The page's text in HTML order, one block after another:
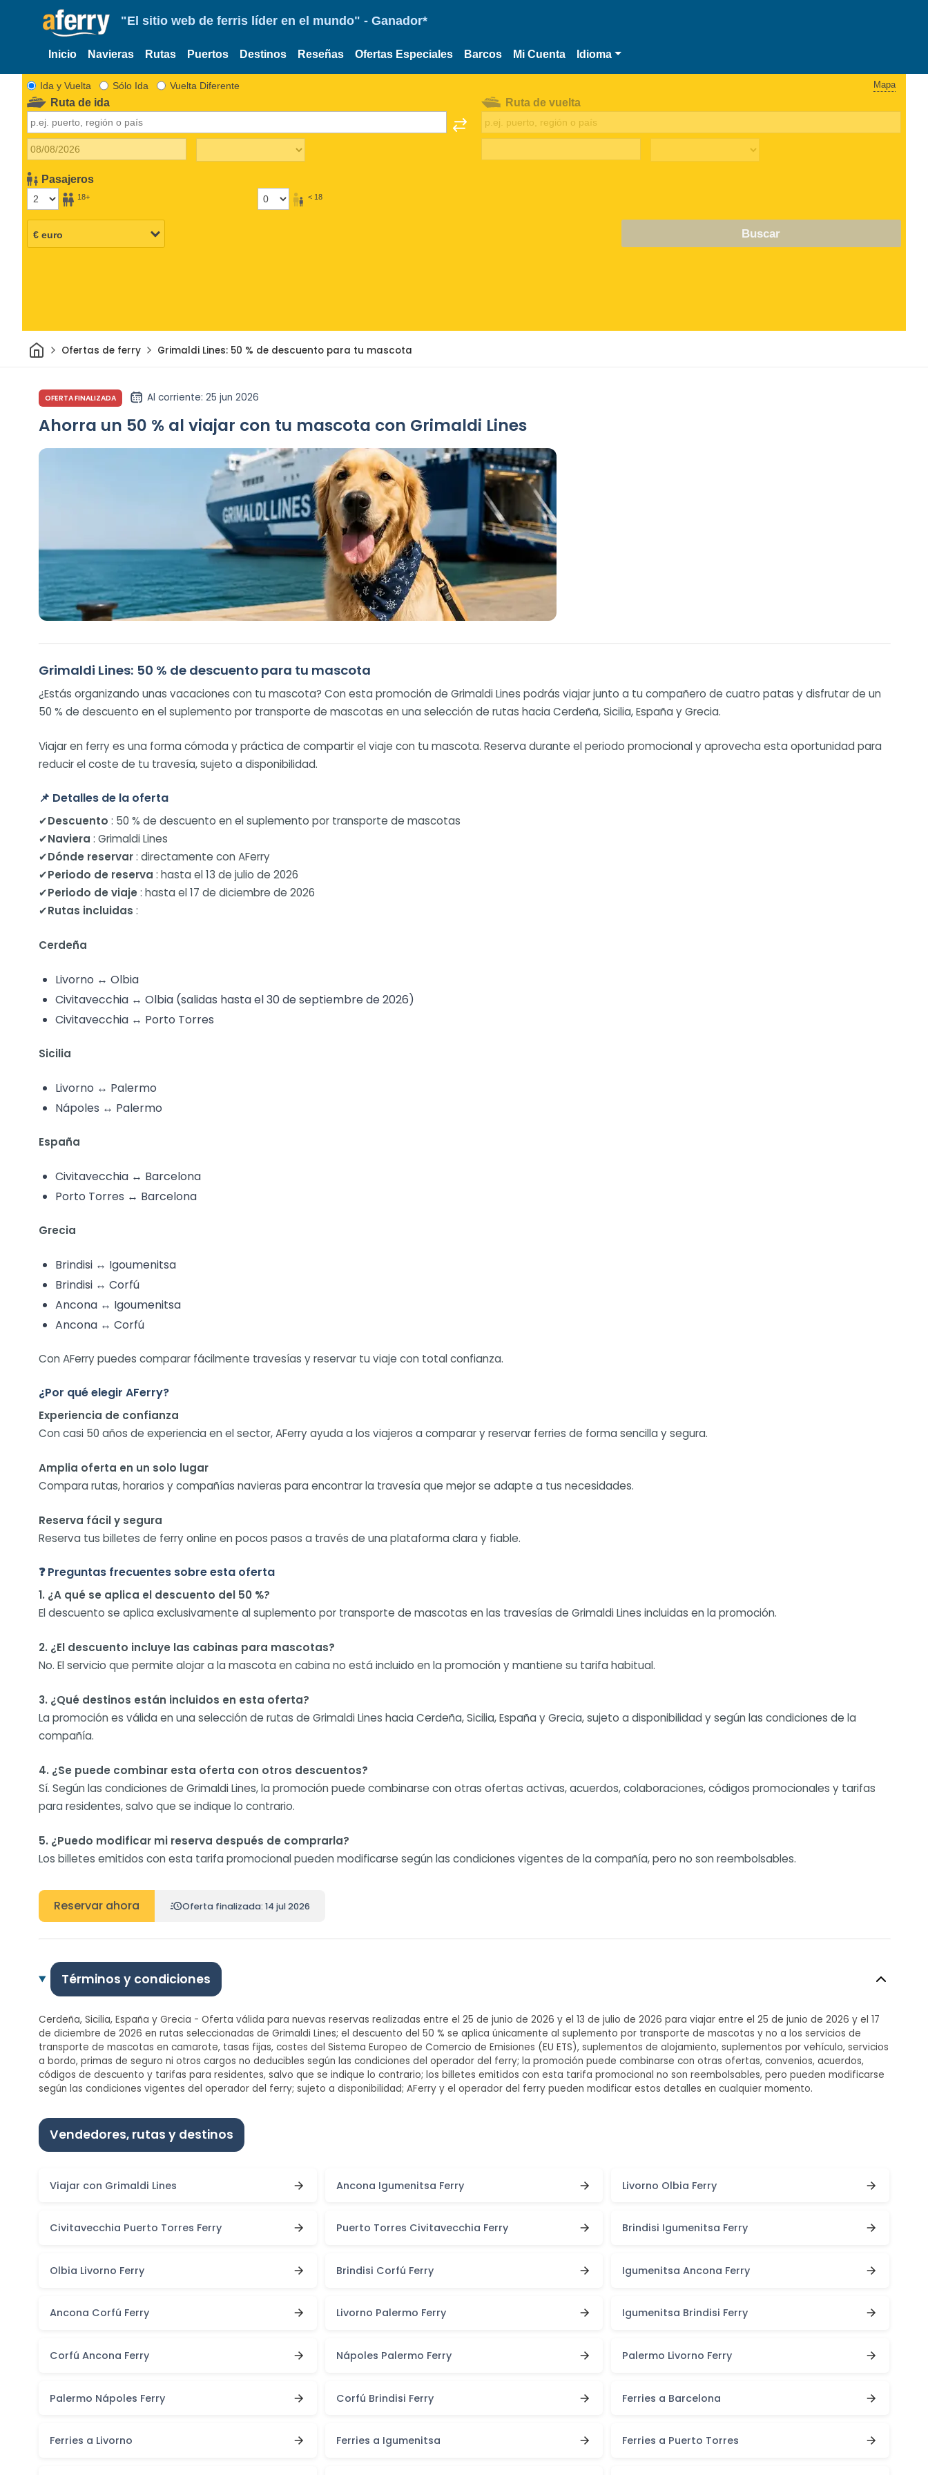
"El sitio web de ferris líder en el mundo" - Ganador*
Inicio Navieras Rutas Puertos Destinos Reseñas Ofertas Especiales Barcos Mi Cuenta Idioma
Ida y Vuelta Sólo Ida Vuelta Diferente Mapa
Ruta de ida
Pasajeros
18+ < 18
Ruta de vuelta
Buscar
InicioOfertas de ferry Grimaldi Lines: 50 % de descuento para tu mascota
OFERTA FINALIZADA Al corriente: 25 jun 2026
Ahorra un 50 % al viajar con tu mascota con Grimaldi Lines
Grimaldi Lines: 50 % de descuento para tu mascota
¿Estás organizando unas vacaciones con tu mascota? Con esta promoción de Grimaldi Lines podrás viajar junto a tu compañero de cuatro patas y disfrutar de un
50 % de descuento en el suplemento por transporte de mascotas en una selección de rutas hacia Cerdeña, Sicilia, España y Grecia.
Viajar en ferry es una forma cómoda y práctica de compartir el viaje con tu mascota. Reserva durante el periodo promocional y aprovecha esta oportunidad para
reducir el coste de tu travesía, sujeto a disponibilidad.
📌 Detalles de la oferta
✔Descuento : 50 % de descuento en el suplemento por transporte de mascotas
✔Naviera : Grimaldi Lines
✔Dónde reservar: directamente con AFerry
✔Periodo de reserva : hasta el 13 de julio de 2026
✔Periodo de viaje: hasta el 17 de diciembre de 2026
✔Rutas incluidas :
Cerdeña
Livorno ↔ Olbia
Civitavecchia ↔ Olbia (salidas hasta el 30 de septiembre de 2026)
Civitavecchia ↔ Porto Torres
Sicilia
Livorno ↔ Palermo
Nápoles ↔ Palermo
España
Civitavecchia ↔ Barcelona
Porto Torres ↔ Barcelona
Grecia
Brindisi ↔ Igoumenitsa
Brindisi ↔ Corfú
Ancona ↔ Igoumenitsa
Ancona ↔ Corfú
Con AFerry puedes comparar fácilmente travesías y reservar tu viaje con total confianza.
¿Por qué elegir AFerry?
Experiencia de confianza
Con casi 50 años de experiencia en el sector, AFerry ayuda a los viajeros a comparar y reservar ferries de forma sencilla y segura.
Amplia oferta en un solo lugar
Compara rutas, horarios y compañías navieras para encontrar la travesía que mejor se adapte a tus necesidades.
Reserva fácil y segura
Reserva tus billetes de ferry online en pocos pasos a través de una plataforma clara y fiable.
❓ Preguntas frecuentes sobre esta oferta
1. ¿A qué se aplica el descuento del 50 %?
El descuento se aplica exclusivamente al suplemento por transporte de mascotas en las travesías de Grimaldi Lines incluidas en la promoción.
2. ¿El descuento incluye las cabinas para mascotas?
No. El servicio que permite alojar a la mascota en cabina no está incluido en la promoción y mantiene su tarifa habitual.
3. ¿Qué destinos están incluidos en esta oferta?
La promoción es válida en una selección de rutas de Grimaldi Lines hacia Cerdeña, Sicilia, España y Grecia, sujeto a disponibilidad y según las condiciones de la
compañía.
4. ¿Se puede combinar esta oferta con otros descuentos?
Sí. Según las condiciones de Grimaldi Lines, la promoción puede combinarse con otras ofertas activas, acuerdos, colaboraciones, códigos promocionales y tarifas
para residentes, salvo que se indique lo contrario.
5. ¿Puedo modificar mi reserva después de comprarla?
Los billetes emitidos con esta tarifa promocional pueden modificarse según las condiciones vigentes de la compañía, pero no son reembolsables.
Reservar ahora Oferta finalizada: 14 jul 2026
Términos y condiciones
Cerdeña, Sicilia, España y Grecia - Oferta válida para nuevas reservas realizadas entre el 25 de junio de 2026 y el 13 de julio de 2026 para viajar entre el 25 de junio de 2026 y el 17
de diciembre de 2026 en rutas seleccionadas de Grimaldi Lines; el descuento del 50 % se aplica únicamente al suplemento por transporte de mascotas y no a los servicios de
transporte de mascotas en camarote, tasas fijas, costes del Sistema Europeo de Comercio de Emisiones (EU ETS), suplementos de alojamiento, suplementos por vehículo, servicios
a bordo, primas de seguro ni otros cargos no deducibles según las condiciones del operador del ferry; la promoción puede combinarse con otras ofertas, convenios, acuerdos,
códigos de descuento y tarifas para residentes, salvo que se indique lo contrario; los billetes emitidos con esta tarifa promocional no son reembolsables, pero pueden modificarse
según las condiciones vigentes del operador del ferry; sujeto a disponibilidad; AFerry y el operador del ferry pueden modificar estos detalles en cualquier momento.
Vendedores, rutas y destinos
Viajar con Grimaldi Lines Ancona Igumenitsa Ferry Livorno Olbia Ferry
Civitavecchia Puerto Torres Ferry Puerto Torres Civitavecchia Ferry Brindisi Igumenitsa Ferry
Olbia Livorno Ferry Brindisi Corfú Ferry Igumenitsa Ancona Ferry
Ancona Corfú Ferry Livorno Palermo Ferry Igumenitsa Brindisi Ferry
Corfú Ancona Ferry Nápoles Palermo Ferry Palermo Livorno Ferry
Palermo Nápoles Ferry Corfú Brindisi Ferry Ferries a Barcelona
Ferries a Livorno Ferries a Igumenitsa Ferries a Puerto Torres